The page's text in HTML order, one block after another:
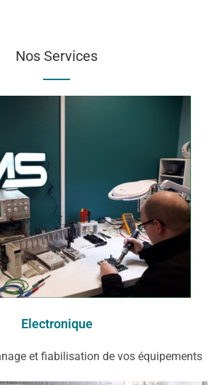
Nos Services
Electronique​
et fiabilisation de vos équipements